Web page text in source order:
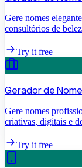
Gere nomes
consultórios de
Try it free
Gerador de
Gere nomes
criativas, digitais e
Try it free